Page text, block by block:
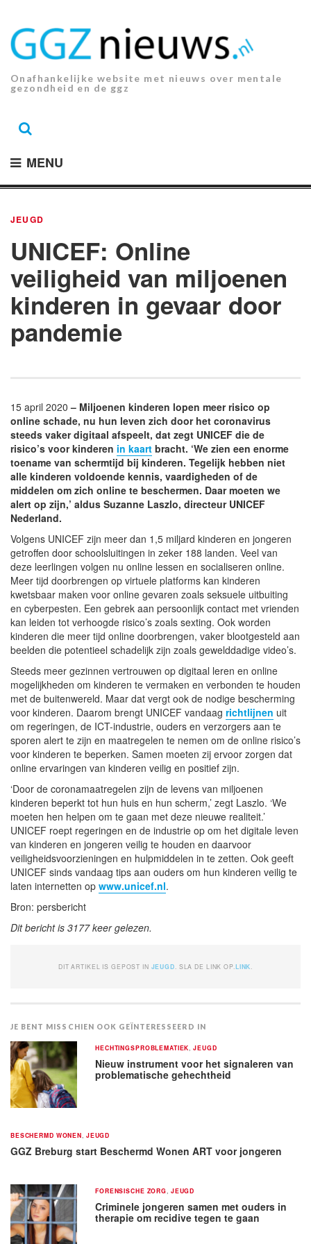
inhoud.
Onafhankelijke website met nieuws over mentale
gezondheid en de ggz
MENU
JEUGD
UNICEF: Online
veiligheid van miljoenen
kinderen in gevaar door
pandemie
15 april 2020– Miljoenen kinderen lopen meer risico op
online schade, nu hun leven zich door het coronavirus
steeds vaker digitaal afspeelt, dat zegt UNICEF die de
risico’s voor kinderen in kaart bracht. ‘We zien een enorme
toename van schermtijd bij kinderen. Tegelijk hebben niet
alle kinderen voldoende kennis, vaardigheden of de
middelen om zich online te beschermen. Daar moeten we
alert op zijn,’ aldus Suzanne Laszlo, directeur UNICEF
Nederland.
Volgens UNICEF zijn meer dan 1,5 miljard kinderen en jongeren
getroffen door schoolsluitingen in zeker 188 landen. Veel van
deze leerlingen volgen nu online lessen en socialiseren online.
Meer tijd doorbrengen op virtuele platforms kan kinderen
kwetsbaar maken voor online gevaren zoals seksuele uitbuiting
en cyberpesten. Een gebrek aan persoonlijk contact met vrienden
kan leiden tot verhoogde risico’s zoals sexting. Ook worden
kinderen die meer tijd online doorbrengen, vaker blootgesteld aan
beelden die potentieel schadelijk zijn zoals gewelddadige video’s.
Steeds meer gezinnen vertrouwen op digitaal leren en online
mogelijkheden om kinderen te vermaken en verbonden te houden
met de buitenwereld. Maar dat vergt ook de nodige bescherming
voor kinderen. Daarom brengt UNICEF vandaag richtlijnen uit
om regeringen, de ICT-industrie, ouders en verzorgers aan te
sporen alert te zijn en maatregelen te nemen om de online risico’s
voor kinderen te beperken. Samen moeten zij ervoor zorgen dat
online ervaringen van kinderen veilig en positief zijn.
‘Door de coronamaatregelen zijn de levens van miljoenen
kinderen beperkt tot hun huis en hun scherm,’ zegt Laszlo. ‘We
moeten hen helpen om te gaan met deze nieuwe realiteit.’
UNICEF roept regeringen en de industrie op om het digitale leven
van kinderen en jongeren veilig te houden en daarvoor
veiligheidsvoorzieningen en hulpmiddelen in te zetten. Ook geeft
UNICEF sinds vandaag tips aan ouders om hun kinderen veilig te
laten internetten op www.unicef.nl.
Bron: persbericht
Dit bericht is 3177 keer gelezen.
DIT ARTIKEL IS GEPOST IN JEUGD . SLA DE LINK OP. LINK
JE BENT MISSCHIEN OOK GEÏNTERESSEERD IN
HECHTINGSPROBLEMATIEK ,JEUGD
Nieuw instrument voor het signaleren van
problematische gehechtheid
BESCHERMD WONEN JEUGD
GGZ Breburg start Beschermd Wonen ART voor jongeren
FORENSISCHE ZORG JEUGD
Criminele jongeren samen met ouders in
therapie om recidive tegen te gaan